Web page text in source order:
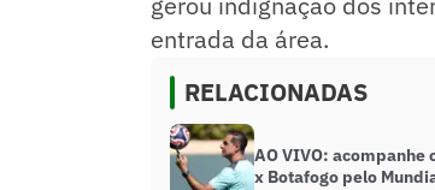
entrada da área.
RELACIONADAS
AO VIVO: acompanhe
x Botafogo pelo